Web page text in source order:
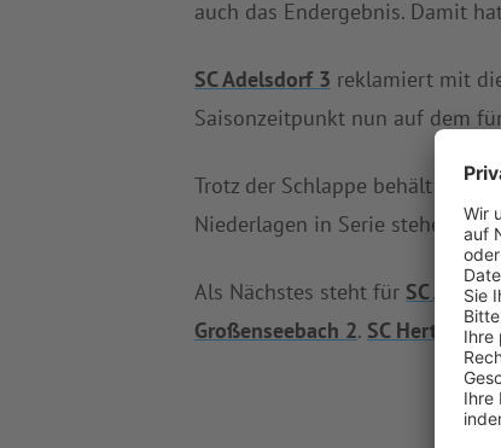
auch das Endergebnis. Damit
SC Adelsdorf 3 reklamiert mit
Saisonzeitpunkt nun auf dem
Trotz der Schlappe behält SC
Niederlagen in Serie stehen für
Als Nächstes steht für SC
Großenseebach 2. SC Hertha